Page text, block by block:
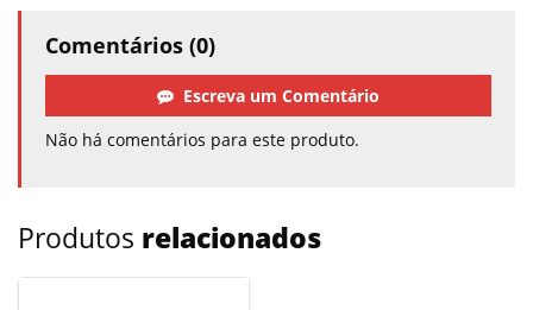
Comentários (0)
Escreva um Comentário
Não há comentários para este produto.
Produtos relacionados